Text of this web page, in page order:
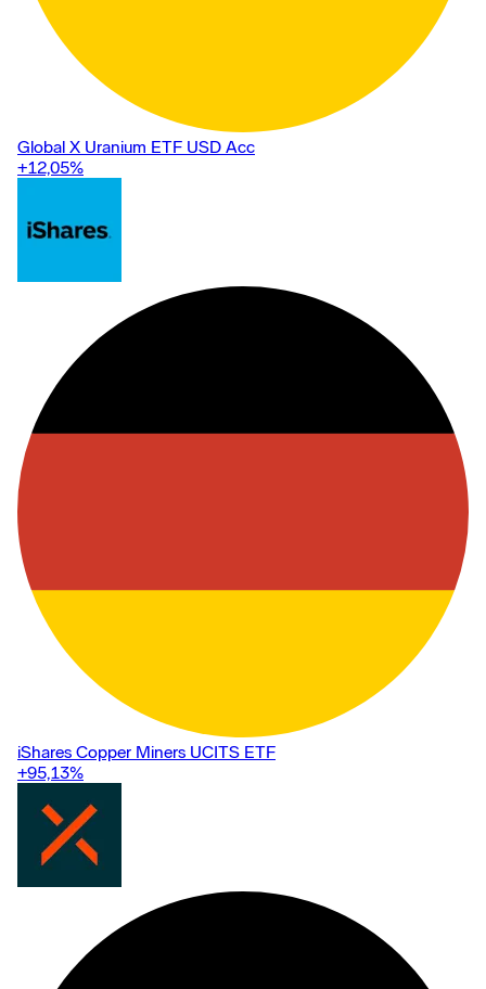
Global X Uranium ETF USD Acc
+12,05%
iShares Copper Miners UCITS ETF
+95,13%